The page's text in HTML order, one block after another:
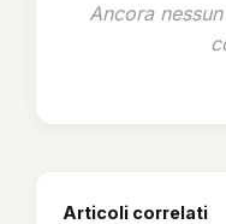
Ancora
Articoli correlati